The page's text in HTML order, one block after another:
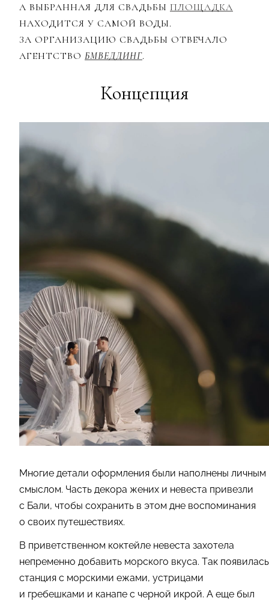
А ВЫБРАННАЯ ДЛЯ СВАДЬБЫ ПЛОЩАДКА
НАХОДИТСЯ У САМОЙ ВОДЫ.
ЗА ОРГАНИЗАЦИЮ СВАДЬБЫ ОТВЕЧАЛО
АГЕНТСТВО БМВЕДДИНГ.
Концепция
Многие детали оформления были наполнены личным
смыслом. Часть декора жених и невеста привезли
с Бали, чтобы сохранить в этом дне воспоминания
о своих путешествиях.
В приветственном коктейле невеста захотела
непременно добавить морского вкуса. Так появилась
станция с морскими ежами, устрицами
и гребешками и канапе с черной икрой. А еще был